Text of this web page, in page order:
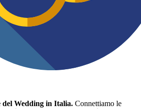
Wedding in Italia. Connettiamo le